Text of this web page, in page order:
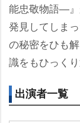
能忠敬物語―』
発見してしま
の秘密をひも
識をもひっく
出演者一覧